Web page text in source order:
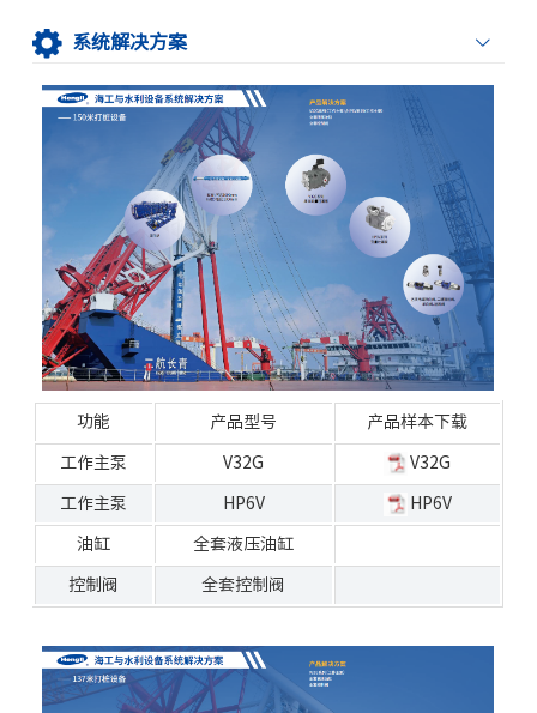
系统解决方案
功能 产品型号 产品样本下载
工作主泵 V32G V32G
工作主泵 HP6V HP6V
油缸 全套液压油缸
控制阀 全套控制阀